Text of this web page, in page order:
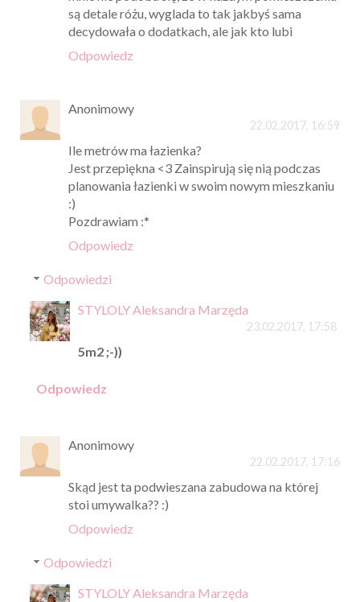
są detale różu, wyglada to tak jakbyś sama
decydowała o dodatkach, ale jak kto lubi
Odpowiedz
Anonimowy
22.02.2017, 16:59
Ile metrów ma łazienka?
Jest przepiękna <3 Zainspirują się nią podczas
planowania łazienki w swoim nowym mieszkaniu
:)
Pozdrawiam :*
Odpowiedz
Odpowiedzi
STYLOLY Aleksandra Marzęda
23.02.2017, 17:58
5m2 ;-))
Odpowiedz
Anonimowy
22.02.2017, 17:16
Skąd jest ta podwieszana zabudowa na której
stoi umywalka?? :)
Odpowiedz
Odpowiedzi
STYLOLY Aleksandra Marzęda